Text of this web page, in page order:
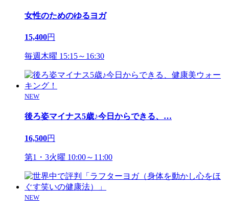
女性のためのゆるヨガ
15,400円
毎週木曜 15:15～16:30
NEW
後ろ姿マイナス5歳♪今日からできる、 …
16,500円
第1・3火曜 10:00～11:00
NEW